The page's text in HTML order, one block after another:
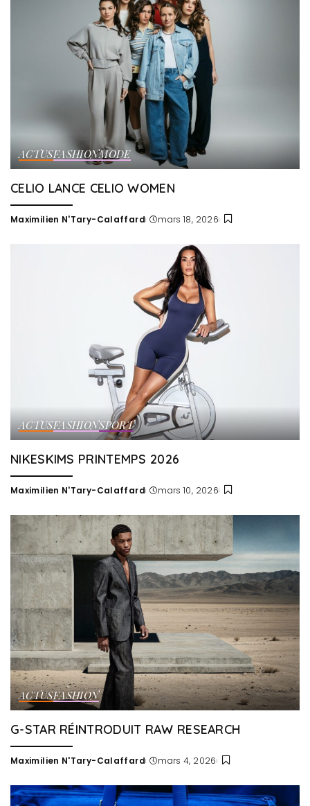
ACTUSFASHIONMODE
CELIO LANCE CELIO WOMEN
Posted
Maximilien N'Tary-Calaffard mars 18, 2026
ACTUSFASHIONSPORT
NIKESKIMS PRINTEMPS 2026
Posted
Maximilien N'Tary-Calaffard mars 10, 2026
ACTUSFASHION
G-STAR RÉINTRODUIT RAW RESEARCH
Posted
Maximilien N'Tary-Calaffard mars 4, 2026